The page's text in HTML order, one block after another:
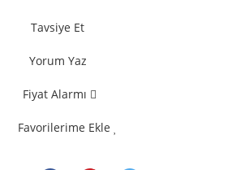
Tavsiye Et
Yorum Yaz
Fiyat Alarmı
Favorilerime Ekle